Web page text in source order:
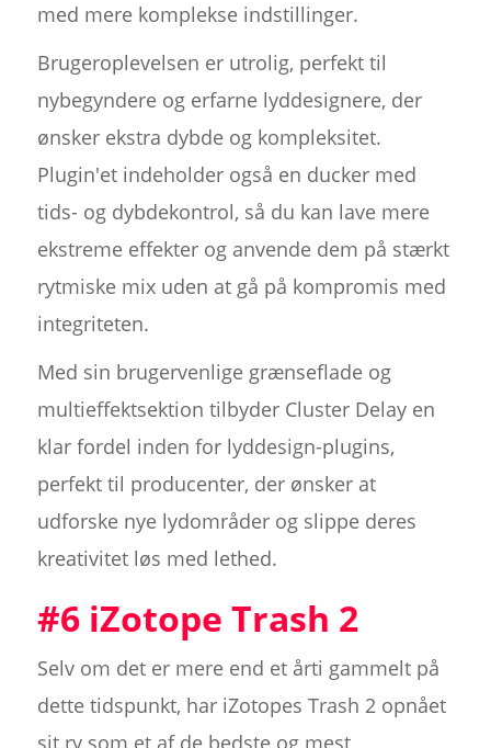
med mere komplekse indstillinger.
Brugeroplevelsen er utrolig, perfekt til
nybegyndere og erfarne lyddesignere, der
ønsker ekstra dybde og kompleksitet.
Plugin'et indeholder også en ducker med
tids- og dybdekontrol, så du kan lave mere
ekstreme effekter og anvende dem på stærkt
rytmiske mix uden at gå på kompromis med
integriteten.
Med sin brugervenlige grænseflade og
multieffektsektion tilbyder Cluster Delay en
klar fordel inden for lyddesign-plugins,
perfekt til producenter, der ønsker at
udforske nye lydområder og slippe deres
kreativitet løs med lethed.
#6 iZotope Trash 2
Selv om det er mere end et årti gammelt på
dette tidspunkt, har iZotopes Trash 2 opnået